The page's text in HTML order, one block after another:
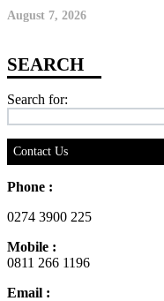
August 7, 2026
Search for:
Contact Us
Phone :
0274 3900 225
Mobile :
0811 266 1196
Email :